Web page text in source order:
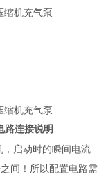
路连接说明
启动时的瞬间电流
间！所以配置电路需